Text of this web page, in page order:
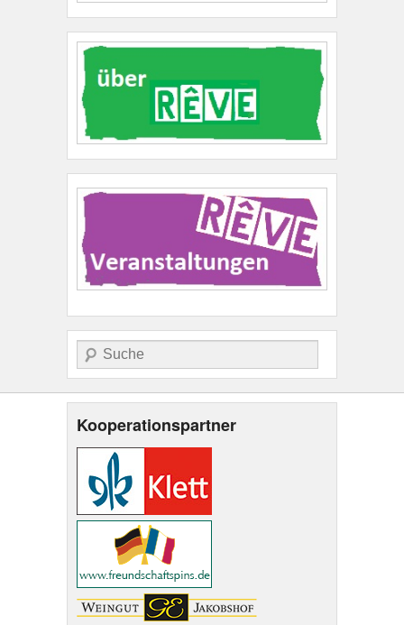
Suche
Kooperationspartner